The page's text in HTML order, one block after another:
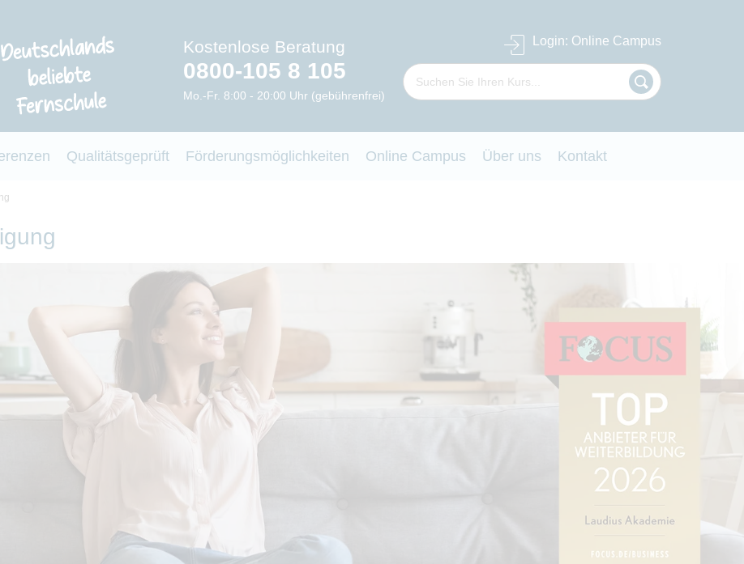
Login: Online Campus
Kostenlose Beratung
0800-105 8 105
Mo.-Fr. 8:00 - 20:00 Uhr (gebührenfrei)
Qualitätsgeprüft Förderungsmöglichkeiten Online Campus Über uns Kontakt